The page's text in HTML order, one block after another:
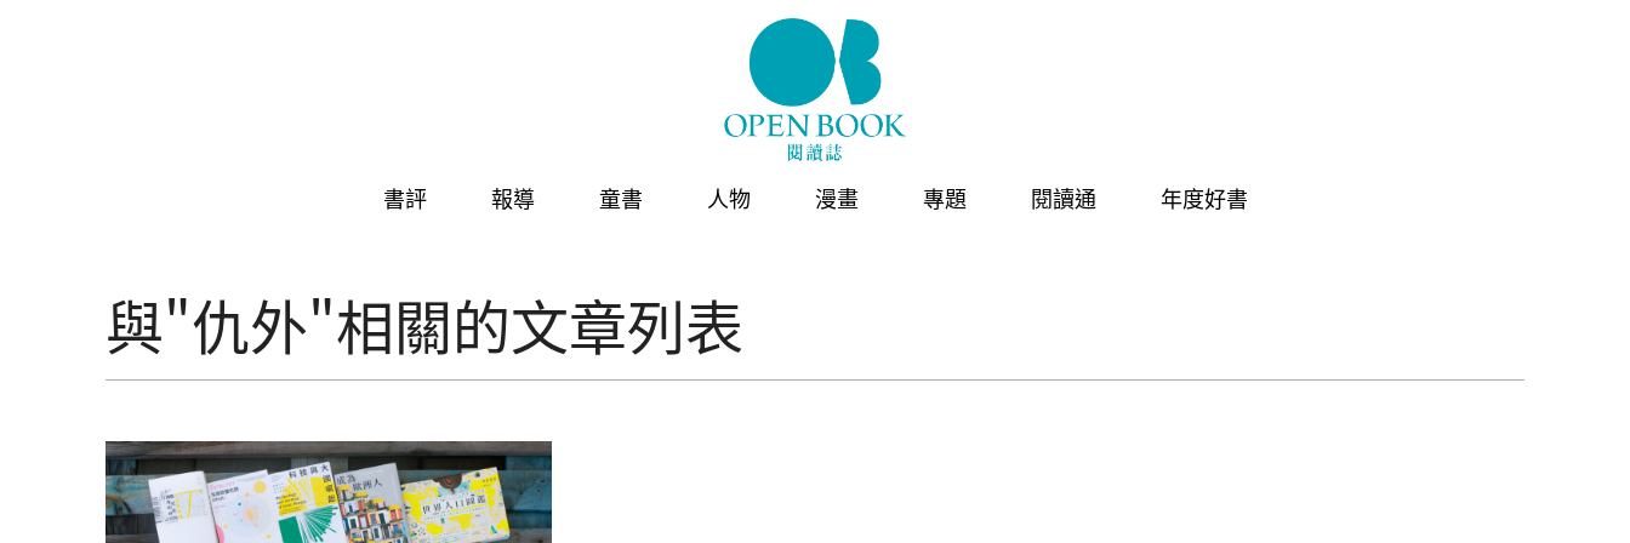
書評 報導 童書 人物 漫畫 專題 閱讀通 年度好書
與"仇外"相關的文章列表